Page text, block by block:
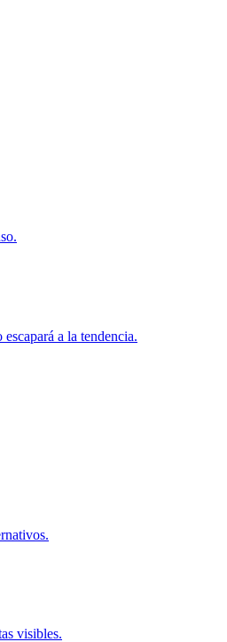
a la tendencia.
visibles.